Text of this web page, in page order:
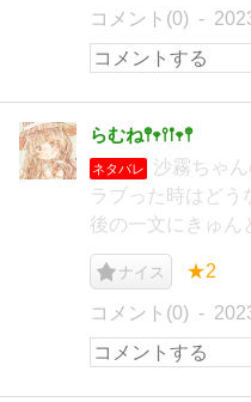
コメント(0)
らむね𖤣𖥧𖥣𖡡𖥧𖤣
ネタバレ
沙霧ちゃ
ラブった時はどう
後の一文にきゅん
ナイス ★2
コメント(0)